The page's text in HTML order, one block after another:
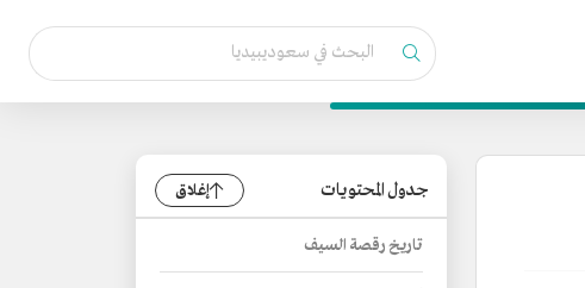
جدول المحتويات إغلاق
تاريخ رقصة السيف